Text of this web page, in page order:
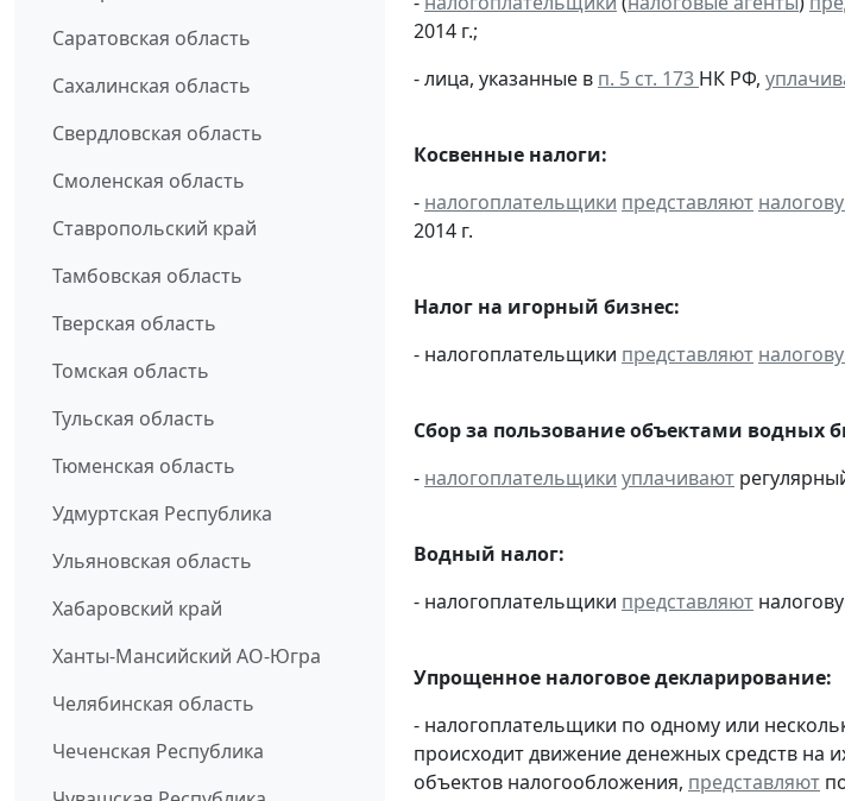
Саратовская область
Сахалинская область
Свердловская область
Смоленская область
Ставропольский край
Тамбовская область
Тверская область
Томская область
Тульская область
Тюменская область
Удмуртская Республика
Ульяновская область
Хабаровский край
Ханты-Мансийский АО-Югра
Челябинская область
Чеченская Республика
2014 г.;
- лица, указанные в п. 5 ст. 173 НК РФ,
Косвенные налоги:
- налогоплательщики представляют
2014 г.
Налог на игорный бизнес:
- налогоплательщики представляют
Сбор за пользование объектами водных
- налогоплательщики уплачивают
Водный налог:
- налогоплательщики представляют
Упрощенное налоговое декларирование:
- налогоплательщики по одному или
происходит движение денежных средств на
объектов налогообложения, представляют